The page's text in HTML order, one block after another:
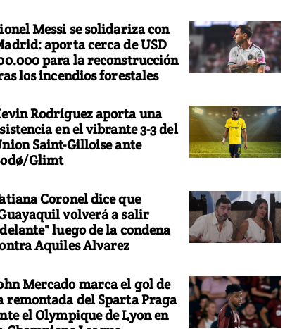
Messi se solidariza con
aporta cerca de USD
para la reconstrucción
los incendios forestales
Rodríguez aporta una
en el vibrante 3-3 del
Saint-Gilloise ante
Glimt
Coronel dice que
volverá a salir
luego de la condena
Aquiles Alvarez
Mercado marca el gol de
remontada del Sparta Praga
el Olympique de Lyon en